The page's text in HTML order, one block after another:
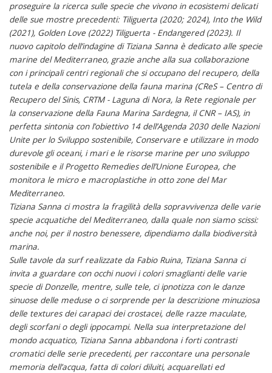
proseguire la ricerca sulle specie che vivono in ecosistemi delicati
delle sue mostre precedenti: Tiliguerta (2020; 2024), Into the Wild
(2021), Golden Love (2022) Tiliguerta - Endangered (2023). Il
nuovo capitolo dell’indagine di Tiziana Sanna è dedicato alle specie
marine del Mediterraneo, grazie anche alla sua collaborazione
con i principali centri regionali che si occupano del recupero, della
tutela e della conservazione della fauna marina (CReS – Centro di
Recupero del Sinis, CRTM - Laguna di Nora, la Rete regionale per
la conservazione della Fauna Marina Sardegna, il CNR – IAS), in
perfetta sintonia con l’obiettivo 14 dell’Agenda 2030 delle Nazioni
Unite per lo Sviluppo sostenibile, Conservare e utilizzare in modo
durevole gli oceani, i mari e le risorse marine per uno sviluppo
sostenibile e il Progetto Remedies dell’Unione Europea, che
monitora le micro e macroplastiche in otto zone del Mar
Mediterraneo.
Tiziana Sanna ci mostra la fragilità della sopravvivenza delle varie
specie acquatiche del Mediterraneo, dalla quale non siamo scissi:
anche noi, per il nostro benessere, dipendiamo dalla biodiversità
marina.
Sulle tavole da surf realizzate da Fabio Ruina, Tiziana Sanna ci
invita a guardare con occhi nuovi i colori smaglianti delle varie
specie di Donzelle, mentre, sulle tele, ci ipnotizza con le danze
sinuose delle meduse o ci sorprende per la descrizione minuziosa
delle textures dei carapaci dei crostacei, delle razze maculate,
degli scorfani o degli ippocampi. Nella sua interpretazione del
mondo acquatico, Tiziana Sanna abbandona i forti contrasti
cromatici delle serie precedenti, per raccontare una personale
memoria dell’acqua, fatta di colori diluiti, acquarellati ed